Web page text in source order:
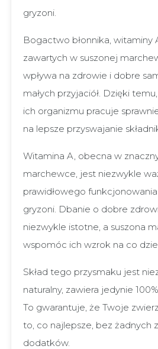
gryzoni.
Bogactwo błonnika, witaminy
zawartych w suszonej
wpływa na zdrowie i dobre
małych przyjaciół. Dzięki
ich organizmu pracuje
na lepsze przyswajanie
Witamina A, obecna w
marchewce, jest niezwykle
prawidłowego
gryzoni. Dbanie o dobre
niezwykle istotne, a suszona
wspomóc ich wzrok na co
Skład tego przysmaku jest
naturalny, zawiera jedynie
To gwarantuje, że Twoje
to, co najlepsze, bez żadnych
dodatków.